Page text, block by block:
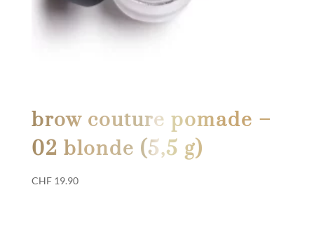
brow couture pomade –
02 blonde (5,5 g)
CHF19.90